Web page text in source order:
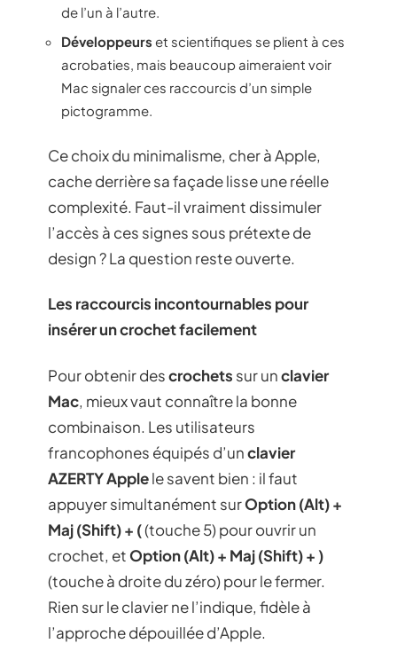
de l’un à l’autre.
Développeurs et scientifiques se plient à ces
acrobaties, mais beaucoup aimeraient voir
Mac signaler ces raccourcis d’un simple
pictogramme.
Ce choix du minimalisme, cher à Apple,
cache derrière sa façade lisse une réelle
complexité. Faut-il vraiment dissimuler
l’accès à ces signes sous prétexte de
design ? La question reste ouverte.
Les raccourcis incontournables pour
insérer un crochet facilement
Pour obtenir descrochets sur unclavier
Mac, mieux vaut connaître la bonne
combinaison. Les utilisateurs
francophones équipés d’unclavier
AZERTY Applele savent bien : il faut
appuyer simultanément surOption (Alt) +
Maj (Shift) + ((touche 5) pour ouvrir un
crochet, etOption (Alt) + Maj (Shift) + )
(touche à droite du zéro) pour le fermer.
Rien sur le clavier ne l’indique, fidèle à
l’approche dépouillée d’Apple.